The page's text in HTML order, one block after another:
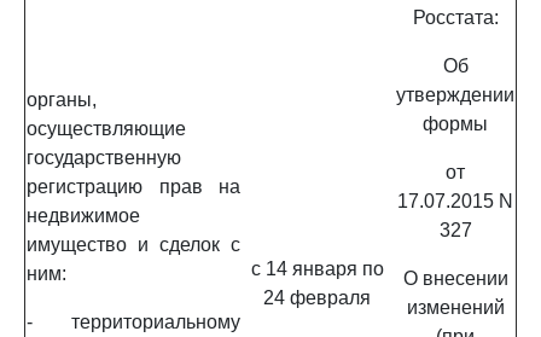
органы,
осуществляющие
государственную
регистрацию прав на
недвижимое
имущество и сделок с
ним:
- территориальному
с 14 января по
24 февраля
Росстата:
Об
утверждении
формы
от
17.07.2015 N
327
О внесении
изменений